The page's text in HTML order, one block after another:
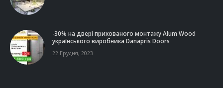
-30% на двері прихованого монтажу Alum Wood
українського виробника Danapris Doors
22 Грудня, 2023